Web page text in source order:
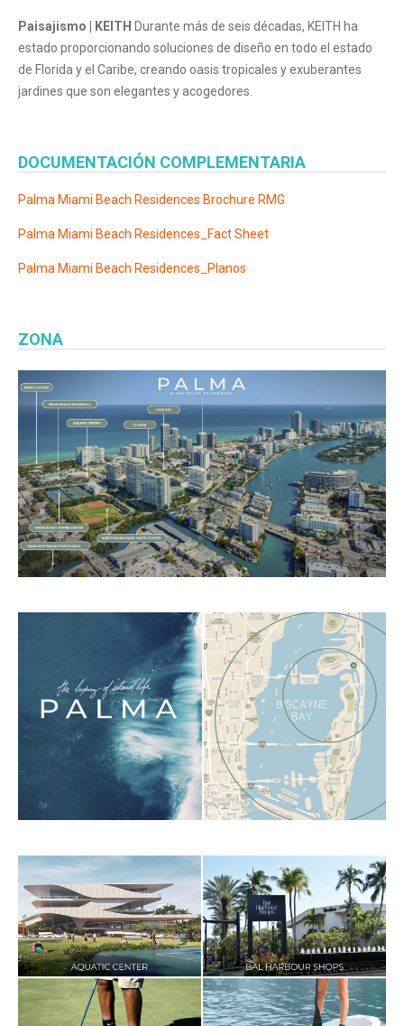
Paisajismo | KEITH Durante más de seis décadas, KEITH ha
estado proporcionando soluciones de diseño en todo el estado
de Florida y el Caribe, creando oasis tropicales y exuberantes
jardines que son elegantes y acogedores.
DOCUMENTACIÓN COMPLEMENTARIA
Palma Miami Beach Residences Brochure RMG
Palma Miami Beach Residences_Fact Sheet
Palma Miami Beach Residences_Planos
ZONA